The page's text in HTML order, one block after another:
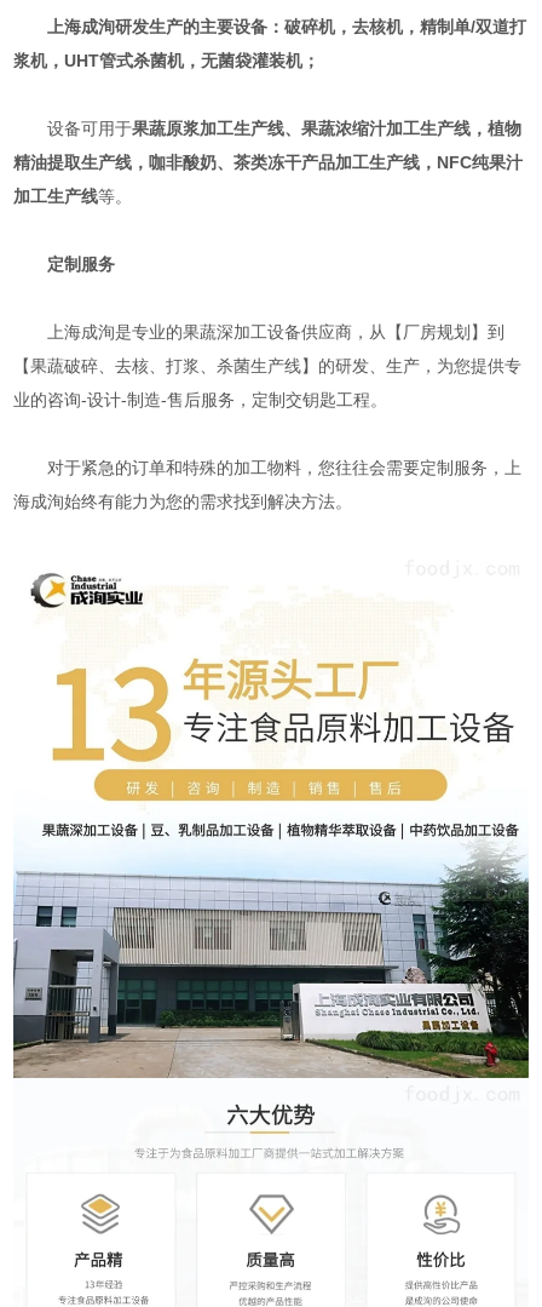
上海成洵研发生产的主要设备：破碎机，去核机，精制单/双道打
浆机，UHT管式杀菌机，无菌袋灌装机；
设备可用于果蔬原浆加工生产线、果蔬浓缩汁加工生产线，植物
精油提取生产线，咖非酸奶、茶类冻干产品加工生产线，NFC纯果汁
加工生产线等。
定制服务
上海成洵是专业的果蔬深加工设备供应商，从【厂房规划】到
【果蔬破碎、去核、打浆、杀菌生产线】的研发、生产，为您提供专
业的咨询-设计-制造-售后服务，定制交钥匙工程。
对于紧急的订单和特殊的加工物料，您往往会需要定制服务，上
海成洵始终有能力为您的需求找到解决方法。